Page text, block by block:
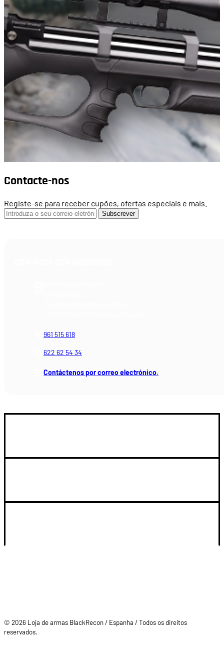
Contacte-nos
Registe-se para receber cupões, ofertas especiais e mais.
Subscrever
961 515 618
622 62 54 34
Contáctenos por correo electrónico.
© 2026 Loja de armas BlackRecon / Espanha / Todos os direitos
reservados.